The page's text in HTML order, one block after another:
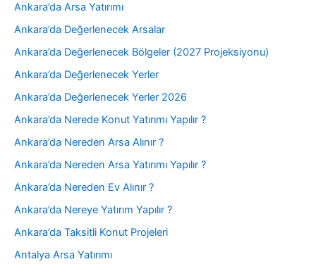
Ankara’da Arsa Yatırımı
Ankara’da Değerlenecek Arsalar
Ankara’da Değerlenecek Bölgeler (2027 Projeksiyonu)
Ankara’da Değerlenecek Yerler
Ankara’da Değerlenecek Yerler 2026
Ankara’da Nerede Konut Yatırımı Yapılır ?
Ankara’da Nereden Arsa Alınır ?
Ankara’da Nereden Arsa Yatırımı Yapılır ?
Ankara’da Nereden Ev Alınır ?
Ankara’da Nereye Yatırım Yapılır ?
Ankara’da Taksitli Konut Projeleri
Antalya Arsa Yatırımı